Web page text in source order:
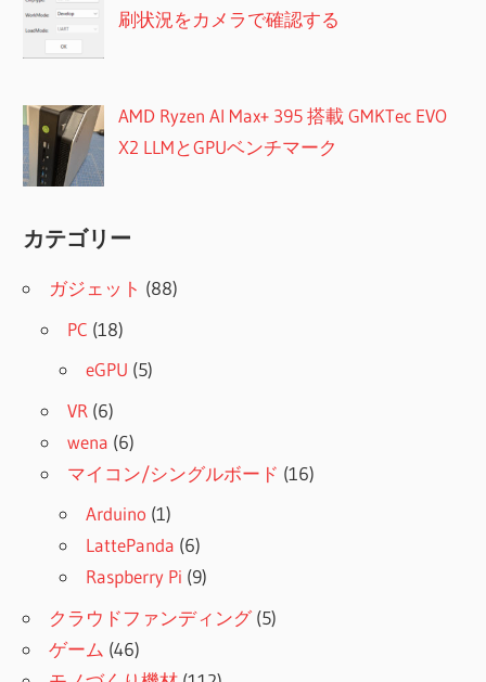
刷状況をカメラで確認する
AMD Ryzen AI Max+ 395 搭載 GMKTec EVO
X2 LLMとGPUベンチマーク
カテゴリー
ガジェット (88)
PC (18)
eGPU (5)
VR (6)
wena (6)
マイコン/シングルボード (16)
Arduino (1)
LattePanda (6)
Raspberry Pi (9)
クラウドファンディング(5)
ゲーム (46)